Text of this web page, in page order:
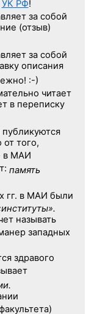
УК РФ!
за собой
(отзыв)
за собой
описания
:-)
читает
в переписку
того,
в МАИ
память
гг. в МАИ были
называть
западных
здравого